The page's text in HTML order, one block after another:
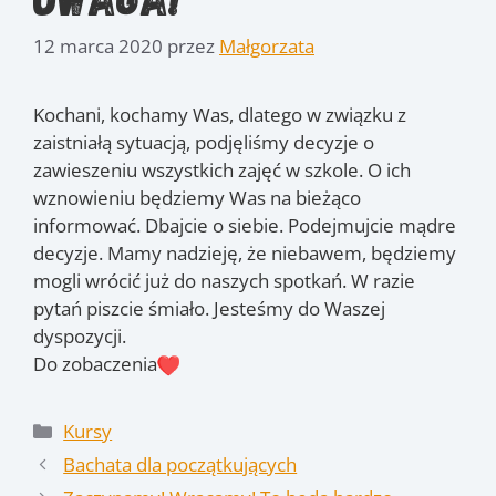
12 marca 2020 przez Małgorzata
Kochani, kochamy Was, dlatego w związku z
zaistniałą sytuacją, podjęliśmy decyzje o
zawieszeniu wszystkich zajęć w szkole. O ich
wznowieniu będziemy Was na bieżąco
informować. Dbajcie o siebie. Podejmujcie mądre
decyzje. Mamy nadzieję, że niebawem, będziemy
mogli wrócić już do naszych spotkań. W razie
pytań piszcie śmiało. Jesteśmy do Waszej
dyspozycji.
Do zobaczenia
Kategorie
Kursy
Bachata dla początkujących